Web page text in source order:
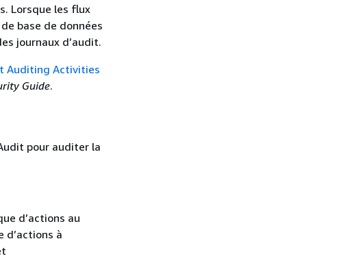
Lorsque les flux
base de données
journaux d’audit.
Auditing Activities
Guide.
pour auditer la
d’actions au
d’actions à